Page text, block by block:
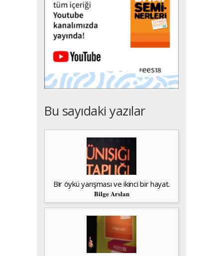
Bu sayıdaki yazılar
Bir öykü yarışması ve ikinci bir hayat.
Bilge Arslan